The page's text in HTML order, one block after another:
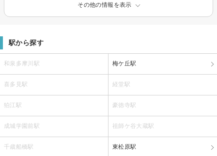
その他の情報を表示
駅から探す
和泉多摩川駅 梅ケ丘駅
喜多見駅 経堂駅
狛江駅 豪徳寺駅
成城学園前駅 祖師ケ谷大蔵駅
千歳船橋駅 東松原駅